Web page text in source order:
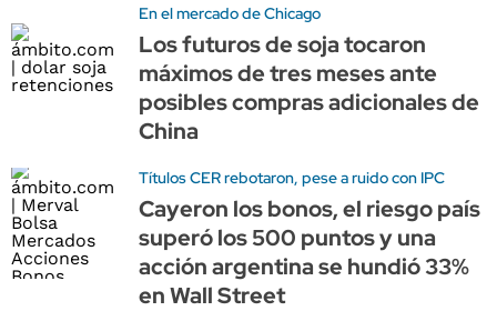
En el mercado de Chicago
Los futuros de soja tocaron
máximos de tres meses ante
posibles compras adicionales de
China
Títulos CER rebotaron, pese a ruido con IPC
Cayeron los bonos, el riesgo país
superó los 500 puntos y una
acción argentina se hundió 33%
en Wall Street